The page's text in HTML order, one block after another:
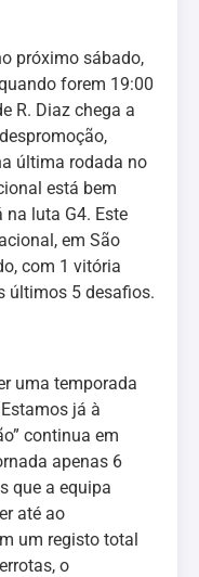
próximo sábado,
forem 19:00
R. Diaz chega a
última rodada no
está bem
na luta G4. Este
em São
com 1 vitória
últimos 5 desafios.
uma temporada
já à
continua em
apenas 6
que a equipa
até ao
um registo total
o